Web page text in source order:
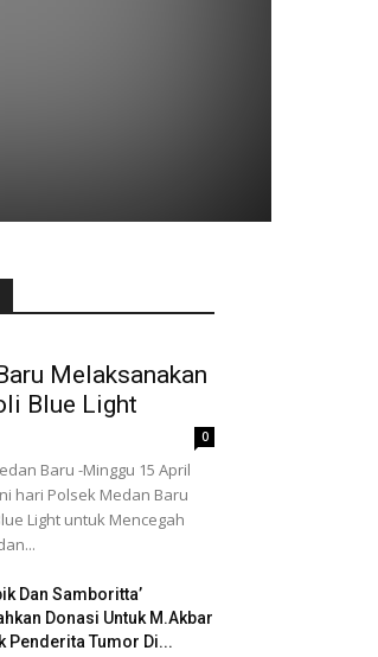
Melaksanakan
Blue Light
0
Baru -Minggu 15 April
hari Polsek Medan Baru
Light untuk Mencegah
Dan Samboritta’
Donasi Untuk M.Akbar
Penderita Tumor Di...